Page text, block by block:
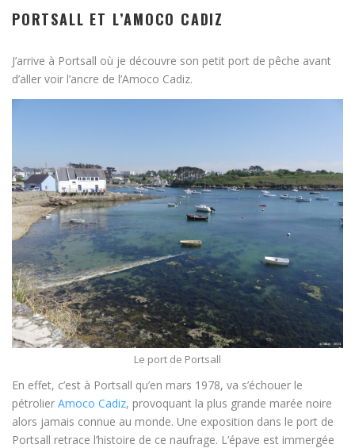
PORTSALL ET L’AMOCO CADIZ
J’arrive à Portsall où je découvre son petit port de pêche avant
d’aller voir l’ancre de l’Amoco Cadiz.
Le port de Portsall
En effet, c’est à Portsall qu’en mars 1978, va s’échouer le
pétrolier Amoco Cadiz, provoquant la plus grande marée noire
alors jamais connue au monde. Une exposition dans le port de
Portsall retrace l’histoire de ce naufrage. L’épave est immergée